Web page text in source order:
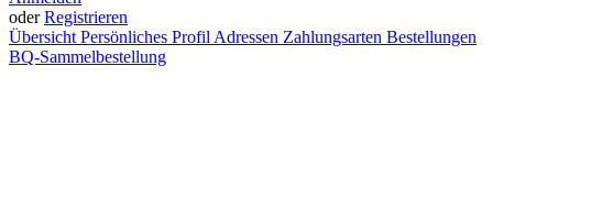
oderRegistrieren
Übersicht Persönliches Profil Adressen Zahlungsarten Bestellungen
BQ-Sammelbestellung